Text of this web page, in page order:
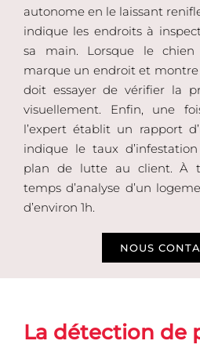
autonome en le laissant
indique les endroits à
sa main. Lorsque le
marque un endroit et montre
doit essayer de vérifier la
visuellement. Enfin, une
l’expert établit un rapport
indique le taux
plan de lutte au client. À
temps d’analyse d’un
d’environ 1h.
NOUS
La détection de